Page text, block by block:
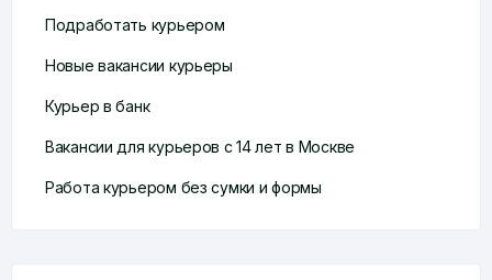
Подработать курьером
Новые вакансии курьеры
Курьер в банк
Вакансии для курьеров с 14 лет в Москве
Работа курьером без сумки и формы